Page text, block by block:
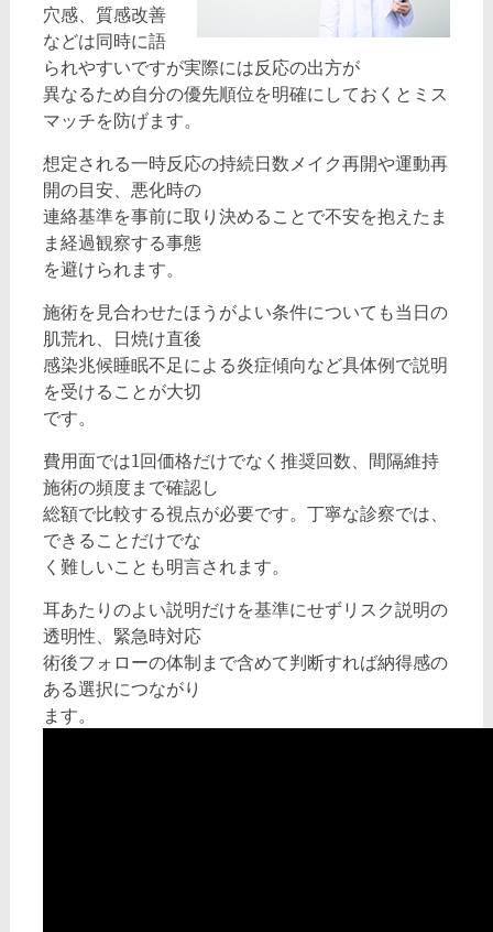
穴感、質感改善
などは同時に語
られやすいですが実際には反応の出方が
異なるため自分の優先順位を明確にしておくとミス
マッチを防げます。
想定される一時反応の持続日数メイク再開や運動再
開の目安、悪化時の
連絡基準を事前に取り決めることで不安を抱えたま
ま経過観察する事態
を避けられます。
施術を見合わせたほうがよい条件についても当日の
肌荒れ、日焼け直後
感染兆候睡眠不足による炎症傾向など具体例で説明
を受けることが大切
です。
費用面では1回価格だけでなく推奨回数、間隔維持
施術の頻度まで確認し
総額で比較する視点が必要です。丁寧な診察では、
できることだけでな
く難しいことも明言されます。
耳あたりのよい説明だけを基準にせずリスク説明の
透明性、緊急時対応
術後フォローの体制まで含めて判断すれば納得感の
ある選択につながり
ます。